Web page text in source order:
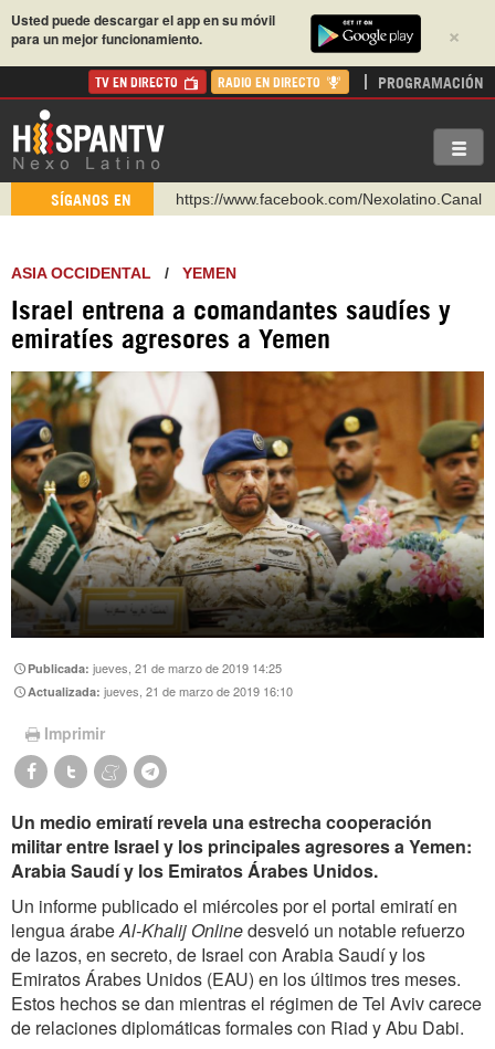
×
Usted puede descargar el app en su móvil
para un mejor funcionamiento.
TV EN DIRECTO RADIO EN DIRECTO PROGRAMACIÓN
SÍGANOS EN
https://www.facebook.com/Nexolatino.Canal
http://twitter.com/nexo_latino
https://t.me/hispantvcanal
https://urmedium.com/c/hispantv
Instagram como: hispan_tv
ASIA OCCIDENTAL / YEMEN
Israel entrena a comandantes saudíes y
emiratíes agresores a Yemen
Publicada:jueves, 21 de marzo de 2019 14:25
Actualizada:jueves, 21 de marzo de 2019 16:10
Imprimir
Un medio emiratí revela una estrecha cooperación
militar entre Israel y los principales agresores a Yemen:
Arabia Saudí y los Emiratos Árabes Unidos.
Un informe publicado el miércoles por el portal emiratí en
lengua árabeAl-Khalij Onlinedesveló un notable refuerzo
de lazos, en secreto, de Israel con Arabia Saudí y los
Emiratos Árabes Unidos (EAU) en los últimos tres meses.
Estos hechos se dan mientras el régimen de Tel Aviv carece
de relaciones diplomáticas formales con Riad y Abu Dabi.